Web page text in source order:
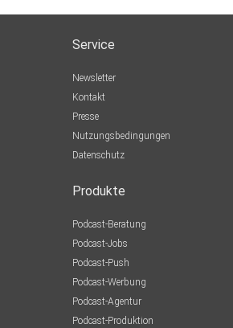
Service
Newsletter
Kontakt
Presse
Nutzungsbedingungen
Datenschutz
Produkte
Podcast-Beratung
Podcast-Jobs
Podcast-Push
Podcast-Werbung
Podcast-Agentur
Podcast-Produktion